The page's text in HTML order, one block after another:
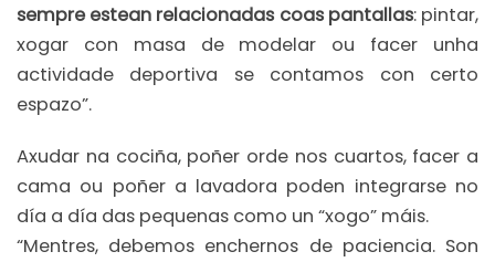
sempre estean relacionadas coas pantallas: pintar,
xogar con masa de modelar ou facer unha
actividade deportiva se contamos con certo
espazo”.
Axudar na cociña, poñer orde nos cuartos, facer a
cama ou poñer a lavadora poden integrarse no
día a día das pequenas como un “xogo” máis.
“Mentres, debemos enchernos de paciencia. Son